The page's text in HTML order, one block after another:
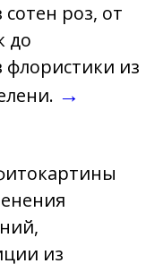
роз, от
до
из
→
из